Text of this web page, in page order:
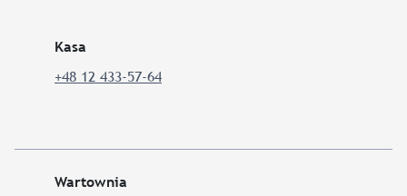
Kasa
+48 12 433-57-64
Wartownia